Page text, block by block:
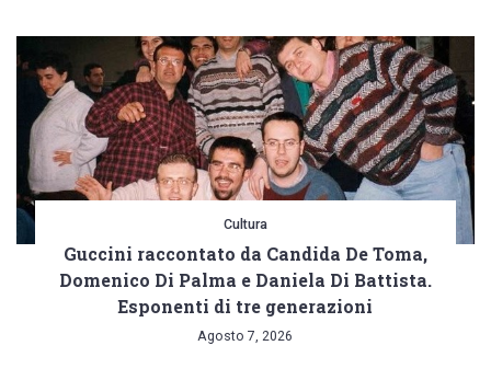
Cultura
Guccini raccontato da Candida De Toma,
Domenico Di Palma e Daniela Di Battista.
Esponenti di tre generazioni
Agosto 7, 2026